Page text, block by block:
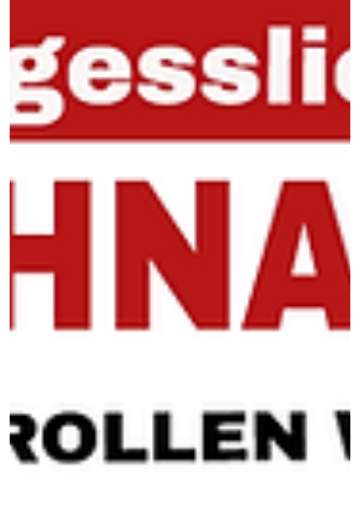
30. Okt. 2025 2 Min. Lesezeit
Warum BREDAS UG der richtige
für Ihr Verpackungsmaterial ist
BREDAS UG liefert Graukarton, Seidenpapier &
Verpackungslösungen – nachhaltig, zuverlässig & individuell. Ihr
Partner für Qualität & Vertrauen.